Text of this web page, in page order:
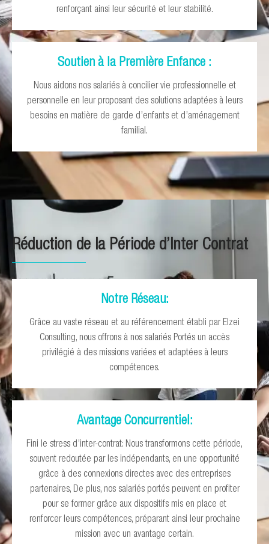
renforçant ainsi leur sécurité et leur stabilité.
Soutien à la Première Enfance :
Nous aidons nos salariés à concilier vie professionnelle et
personnelle en leur proposant des solutions adaptées à leurs
besoins en matière de garde d’enfants et d’aménagement
familial.
Réduction de la Période d’Inter Contrat
Notre Réseau:
Grâce au vaste réseau et au référencement établi par Elzei
Consulting, nous offrons à nos salariés Portés un accès
privilégié à des missions variées et adaptées à leurs
compétences.
Avantage Concurrentiel:
Fini le stress d’inter-contrat: Nous transformons cette période,
souvent redoutée par les indépendants, en une opportunité
grâce à des connexions directes avec des entreprises
partenaires, De plus, nos salariés portés peuvent en profiter
pour se former grâce aux dispositifs mis en place et
renforcer leurs compétences, préparant ainsi leur prochaine
mission avec un avantage certain.